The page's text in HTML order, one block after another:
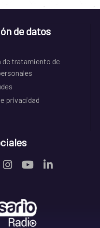
de datos
de tratamiento de
privacidad